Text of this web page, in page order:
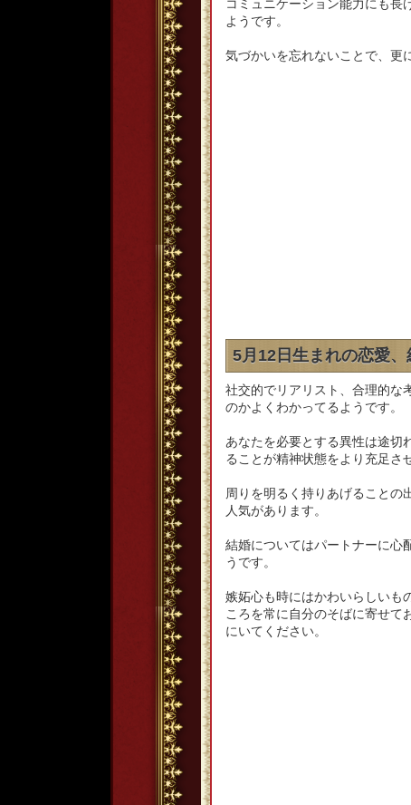
コミュニケーション能力にも長
ようです。
気づかいを忘れないことで、更
5月12日生まれの恋愛、
社交的でリアリスト、合理的な
のかよくわかってるようです。
あなたを必要とする異性は途切
ることが精神状態をより充足さ
周りを明るく持りあげることの
人気があります。
結婚についてはパートナーに心
うです。
嫉妬心も時にはかわいらしいも
ころを常に自分のそばに寄せて
にいてください。